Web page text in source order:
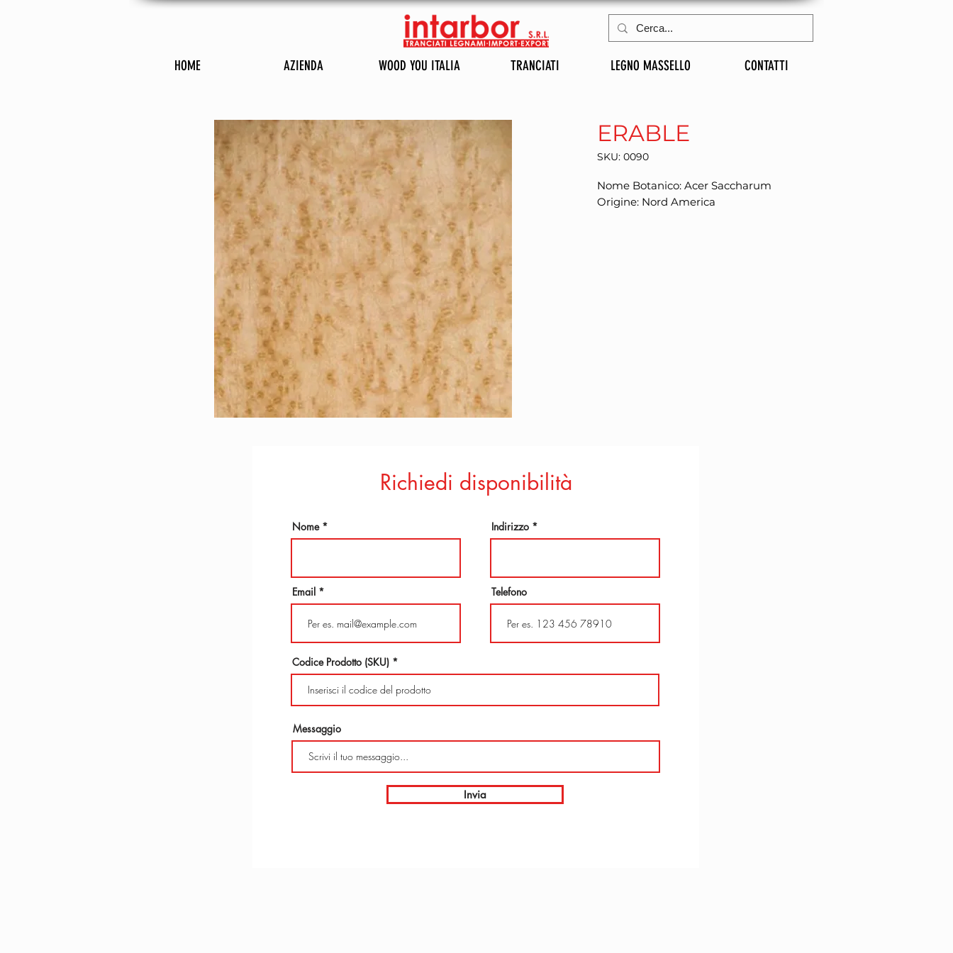
HOME AZIENDA WOOD YOU ITALIA TRANCIATI LEGNO MASSELLO CONTATTI
ERABLE
SKU: 0090
Nome Botanico: Acer Saccharum
Origine: Nord America
Richiedi disponibilità
Nome
Email
Indirizzo
Telefono
Codice Prodotto (SKU)
Messaggio
Invia